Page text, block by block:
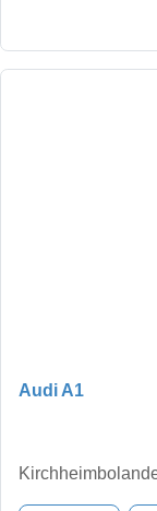
Audi A1